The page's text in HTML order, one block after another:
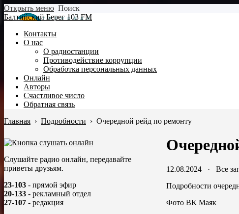
Открыть меню Поиск
Балтийский Берег 103 FM
Контакты
О нас
О радиостанции
Противодействие коррупции
Обработка персональных данных
Онлайн
Авторы
Счастливое число
Обратная связь
Главная › Подробности › Очередной рейд по ремонту
12.08.2024 · Все
Подробности
Фото ВК Маяк
Слушайте радио онлайн, передавайте
приветы друзьям.
23-103 - прямой эфир
20-133 - рекламный отдел
27-107 - редакция